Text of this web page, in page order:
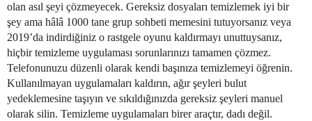
olan asıl şeyi çözmeyecek. Gereksiz dosyaları temizlemek iyi bir
şey ama hâlâ 1000 tane grup sohbeti memesini tutuyorsanız veya
2019’da indirdiğiniz o rastgele oyunu kaldırmayı unuttuysanız,
hiçbir temizleme uygulaması sorunlarınızı tamamen çözmez.
Telefonunuzu düzenli olarak kendi başınıza temizlemeyi öğrenin.
Kullanılmayan uygulamaları kaldırın, ağır şeyleri bulut
yedeklemesine taşıyın ve sıkıldığınızda gereksiz şeyleri manuel
olarak silin. Temizleme uygulamaları birer araçtır, dadı değil.